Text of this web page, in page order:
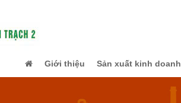
Giới thiệu Sản xuất kinh doanh